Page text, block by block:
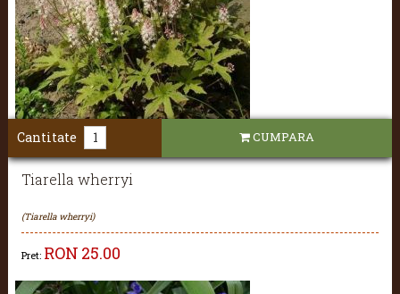
Tiarella wherryi
(Tiarella wherryi)
Pret: RON 25.00
Cantitate CUMPARA